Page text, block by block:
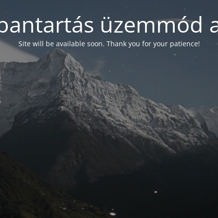
üzemmód
Site will be available soon. Thank you for your patience!